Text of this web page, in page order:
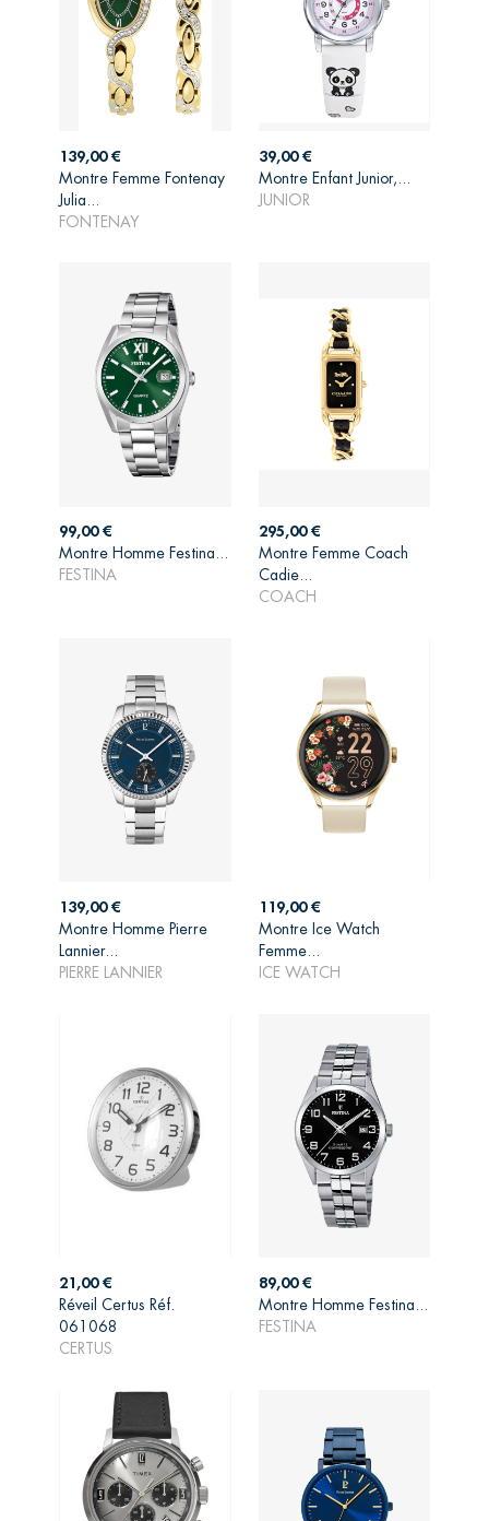
Prix
139,00 €
Montre Femme Fontenay
Julia...
FONTENAY
AJOUTER AU
Prix
39,00 €
Montre Enfant Junior,...
JUNIOR
AJOUTER AU
Prix
99,00 €
Montre Homme Festina...
FESTINA
AJOUTER AU
Prix
295,00 €
Montre Femme Coach
Cadie...
COACH
AJOUTER AU
Prix
139,00 €
Montre Homme Pierre
Lannier...
PIERRE LANNIER
AJOUTER AU
Prix
119,00 €
Montre Ice Watch
Femme...
ICE WATCH
AJOUTER AU
Prix
21,00 €
Réveil Certus Réf.
061068
CERTUS
AJOUTER AU
Prix
89,00 €
Montre Homme Festina...
FESTINA
AJOUTER AU